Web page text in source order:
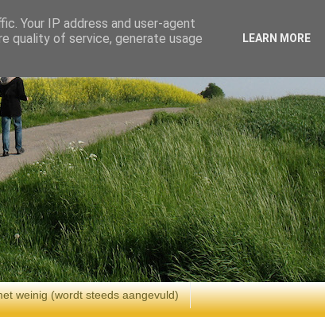
weinig (wordt steeds aangevuld)
Your IP address and user-agent
quality of service, generate usage
LEARN MORE